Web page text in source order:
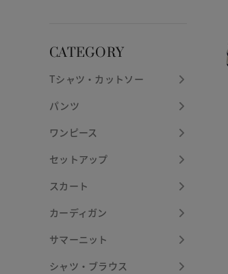
CATEGORY
Tシャツ・カットソー
パンツ
ワンピース
セットアップ
スカート
カーディガン
サマーニット
シャツ・ブラウス